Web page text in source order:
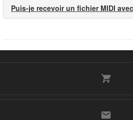
Puis-je recevoir un fichier MIDI